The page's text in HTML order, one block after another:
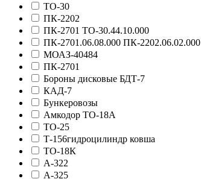
ТО-30
ПК-2202
ПК-2701 ТО-30.44.10.000
ПК-2701.06.08.000 ПК-2202.06.02.000
МОАЗ-40484
ПК-2701
Бороны дисковые БДТ-7
КАД-7
Бункеровозы
Амкодор ТО-18А
ТО-25
Т-156гидроцилиндр ковша
ТО-18К
А-322
А-325